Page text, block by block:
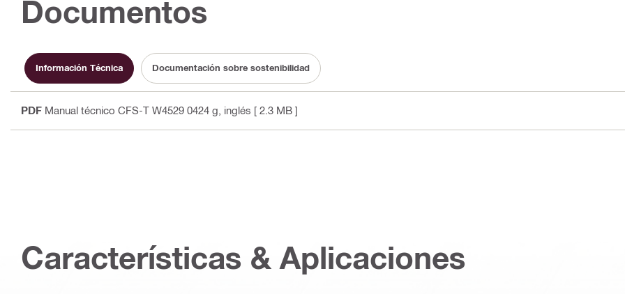
Documentos
Información Técnica Documentación sobre sostenibilidad
PDF Manual técnico CFS-T W4529 0424 g , inglés [ 2.3 MB ]
Características & Aplicaciones